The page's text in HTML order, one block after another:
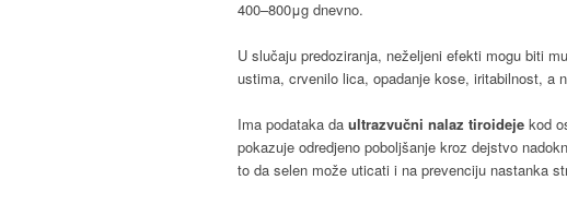
400–800μg dnevno.
U slučaju predoziranja, neželjeni efekti mogu biti
ustima, crvenilo lica, opadanje kose, iritabilnost, a
Ima podataka da ultrazvučni nalaz tiroideje kod
pokazuje odredjeno poboljšanje kroz dejstvo
to da selen može uticati i na prevenciju nastanka